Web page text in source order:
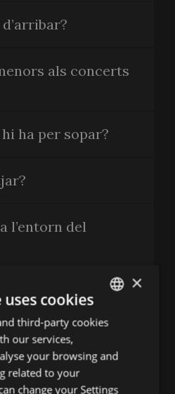
als concerts
ha per sopar?
l’entorn del
de Peralada
935 038 646
ENGLISH
FRENCH
×
cookies
third-party cookies
our services,
your browsing and
related to your
change your Settings